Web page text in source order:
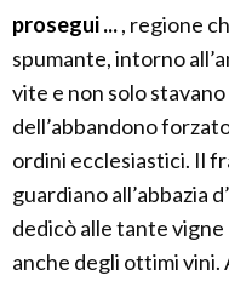
prosegui ..., regione
spumante, intorno
vite e non solo
dell’abbandono
ordini ecclesiastici. Il
guardiano all’abbazia
dedicò alle tante
anche degli ottimi vini.